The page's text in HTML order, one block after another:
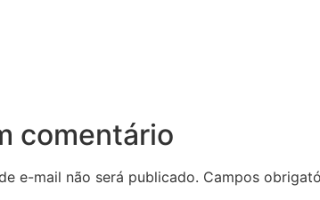
comentário
e-mail não será publicado. Campos